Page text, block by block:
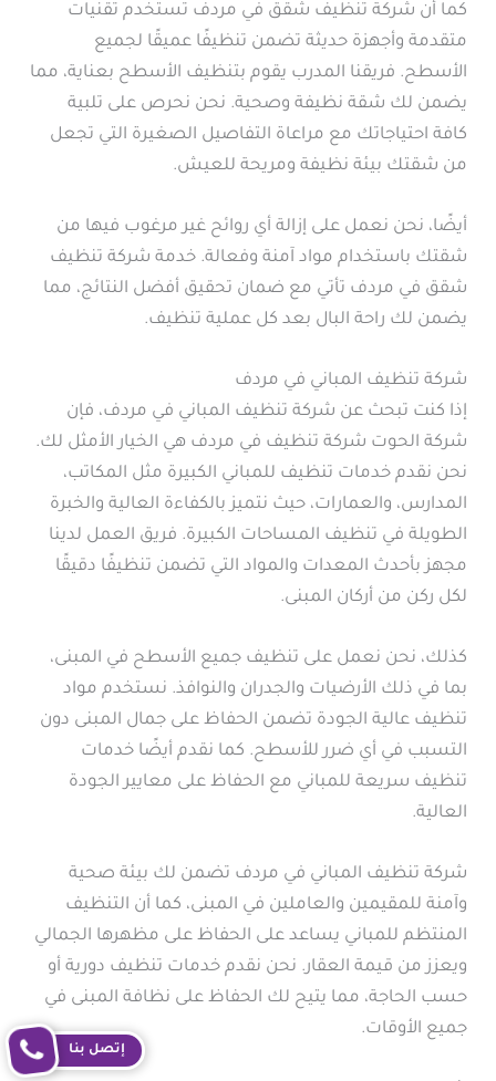
كما أن شركة تنظيف شقق في مردف تستخدم تقنيات
متقدمة وأجهزة حديثة تضمن تنظيفًا عميقًا لجميع
الأسطح. فريقنا المدرب يقوم بتنظيف الأسطح بعناية، مما
يضمن لك شقة نظيفة وصحية. نحن نحرص على تلبية
كافة احتياجاتك مع مراعاة التفاصيل الصغيرة التي تجعل
من شقتك بيئة نظيفة ومريحة للعيش.
أيضًا، نحن نعمل على إزالة أي روائح غير مرغوب فيها من
شقتك باستخدام مواد آمنة وفعالة. خدمة شركة تنظيف
شقق في مردف تأتي مع ضمان تحقيق أفضل النتائج، مما
يضمن لك راحة البال بعد كل عملية تنظيف.
شركة تنظيف المباني في مردف
إذا كنت تبحث عن شركة تنظيف المباني في مردف، فإن
شركة الحوت شركة تنظيف في مردف هي الخيار الأمثل لك.
نحن نقدم خدمات تنظيف للمباني الكبيرة مثل المكاتب،
المدارس، والعمارات، حيث نتميز بالكفاءة العالية والخبرة
الطويلة في تنظيف المساحات الكبيرة. فريق العمل لدينا
مجهز بأحدث المعدات والمواد التي تضمن تنظيفًا دقيقًا
لكل ركن من أركان المبنى.
كذلك، نحن نعمل على تنظيف جميع الأسطح في المبنى،
بما في ذلك الأرضيات والجدران والنوافذ. نستخدم مواد
تنظيف عالية الجودة تضمن الحفاظ على جمال المبنى دون
التسبب في أي ضرر للأسطح. كما نقدم أيضًا خدمات
تنظيف سريعة للمباني مع الحفاظ على معايير الجودة
العالية.
شركة تنظيف المباني في مردف تضمن لك بيئة صحية
وآمنة للمقيمين والعاملين في المبنى، كما أن التنظيف
المنتظم للمباني يساعد على الحفاظ على مظهرها الجمالي
ويعزز من قيمة العقار. نحن نقدم خدمات تنظيف دورية أو
حسب الحاجة، مما يتيح لك الحفاظ على نظافة المبنى في
جميع الأوقات.
إتصل بنا